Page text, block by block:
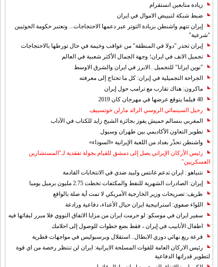
زيادة متابعين انستقرام
ضبط شبكة لتبييض الاموال في ايران
إيران تتهم واشنطن بزيادة التوتر عبر دعمها الاحتجاجات... وتعتبر حكومة الحوثيين
"شرعية"
إيران تحذر "دولا في المنطقة" من عواقب وخيمة في حال تورطها بالاحتجاجات
تجميل الانف في ايران؛ وجهة الجمال الأكثر شعبية في العالم
"نوين ايرانا" للتجميل ..الابرز في ايران والشرق الاوسط
الجراحة التجميلية في إيران: كل ما تحتاج إلى معرفته
ماكرون: هناك تقارب مع ترامب حول إيران
40 فيلما يتوقع عرضها في مهرجان كان 2019
رحيل السينمائي الروسي الرائد مارلن خوتسييف
المغربي بنسالم حميش يفوز بجائزة الشيخ زايد للكتاب في الآداب
تطوير التعاون الأكاديمي بين طهران وسيول
واشنطن تحذّر بغداد من اللعبة الإيرانية «السوداء»
رئيس الأركان الإيراني يصل إلى دمشق للقيام بجولة تفقدية لـ"المستشارين
العسكريين"
نتنياهو : ايران تدعم غانتس ولبيد ضدي في الانتخابات القادمة
إيران: الصادرات الشهریة للنفط والمكثفات تخطت 2.75 مليون برميل يوميا
ظريف: تصريحات وزير الخارجية الأمريكي لا تمت أية صلة بالواقع
اللواء صفوي: استراتيجية ايران حيال الأعداء، دفاعية ورادعة
سفير ايران في موسكو: لو حرمت ايران من مزايا الاتفاق النووي فلا مبرر لبقائها فيه
اطفال الأنابيب في إيران ، فقط بضع خطوات للوصول إلى احلامك
قرعة ربع نهائي دوري الابطال.. استقلال وبرسبوليس في مواجهات قطرية
رئيس الاركان العامة للقوات المسلحة الايرانية: ايران لن تنتظر رخصة من اي قوة
لتطوير قدراتها الدفاعية